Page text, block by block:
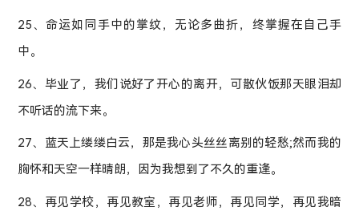
25、命运如同手中的掌纹，无论多曲折，终掌握在自己手
中。
26、毕业了，我们说好了开心的离开，可散伙饭那天眼泪却
不听话的流下来。
27、蓝天上缕缕白云，那是我心头丝丝离别的轻愁;然而我的
胸怀和天空一样晴朗，因为我想到了不久的重逢。
28、再见学校，再见教室，再见老师，再见同学，再见我暗